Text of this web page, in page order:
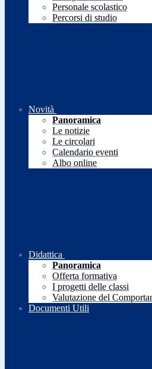
Personale scolastico
Percorsi di studio
Novità
Panoramica
Le notizie
Le circolari
Calendario eventi
Albo online
Didattica
Panoramica
Offerta formativa
I progetti delle classi
Valutazione del
Documenti Utili